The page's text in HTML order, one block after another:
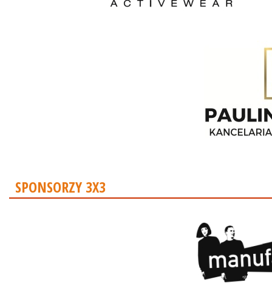
SPONSORZY 3X3